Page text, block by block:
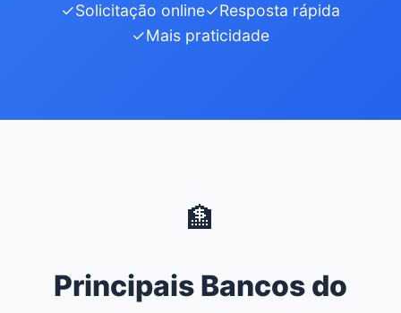
✓Solicitação online✓Resposta rápida
✓Mais praticidade
🏦
Principais Bancos do